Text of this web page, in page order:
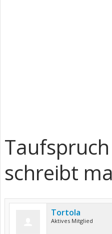
schreibt
Tortola
Aktives Mitglied